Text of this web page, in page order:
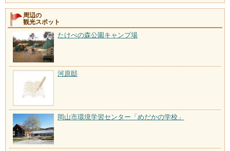
周辺の
観光スポット
たけべの森公園キャンプ場
河原邸
岡山市環境学習センター「めだかの学校」